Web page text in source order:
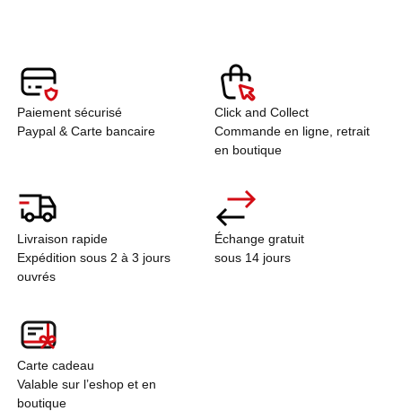
Paiement sécurisé
Paypal & Carte bancaire
Click and Collect
Commande en ligne, retrait
en boutique
Livraison rapide
Expédition sous 2 à 3 jours
ouvrés
Échange gratuit
sous 14 jours
Carte cadeau
Valable sur l’eshop et en
boutique